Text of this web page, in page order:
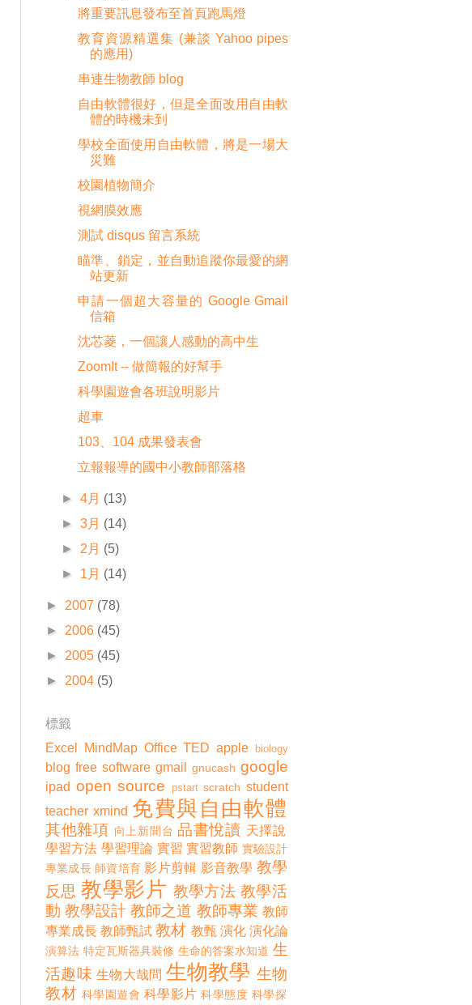
將重要訊息發布至首頁跑馬燈
教育資源精選集 (兼談 Yahoo pipes
的應用)
串連生物教師 blog
自由軟體很好，但是全面改用自由軟
體的時機未到
學校全面使用自由軟體，將是一場大
災難
校園植物簡介
視網膜效應
測試 disqus 留言系統
瞄準、鎖定，並自動追蹤你最愛的網
站更新
申請一個超大容量的 Google Gmail
信箱
沈芯菱，一個讓人感動的高中生
ZoomIt -- 做簡報的好幫手
科學園遊會各班說明影片
超車
103、104 成果發表會
立報報導的國中小教師部落格
►4月 (13)
►3月 (14)
► 2月 (5)
► 1月 (14)
► 2007 (78)
► 2006 (45)
► 2005 (45)
► 2004 (5)
標籤
Excel
MindMap Office TED apple biology
blog free software gmail gnucash google
ipad open source pstart scratch student
teacher xmind 免費與自由軟體
其他雜項 向上新聞台 品書悅讀 天擇說
學習方法 學習理論 實習 實習教師 實驗設計
專業成長 師資培育 影片剪輯 影音教學 教學
反思 教學影片 教學方法 教學活
動 教學設計 教師之道 教師專業 教師
專業成長 教師甄試 教材 教甄 演化 演化論
演算法 特定瓦斯器具裝修 生命的答案水知道 生
活趣味 生物大哉問 生物教學 生物
教材 科學園遊會 科學影片 科學態度 科學探